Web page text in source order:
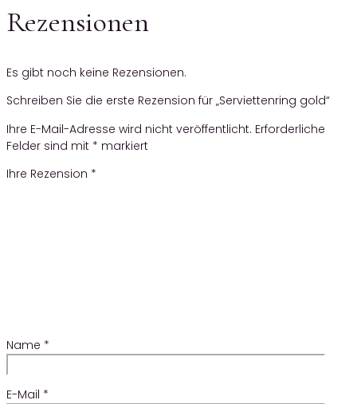
Rezensionen
Es gibt noch keine Rezensionen.
Schreiben Sie die erste Rezension für „Serviettenring gold“
Ihre E-Mail-Adresse wird nicht veröffentlicht. Erforderliche
Felder sind mit * markiert
Ihre Rezension *
Name *
E-Mail *